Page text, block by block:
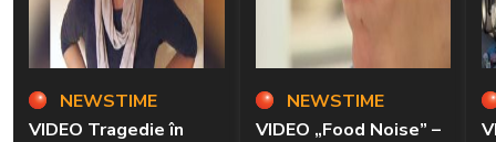
NEWSTIME
VIDEO Tragedie în
NEWSTIME
VIDEO „Food Noise” –